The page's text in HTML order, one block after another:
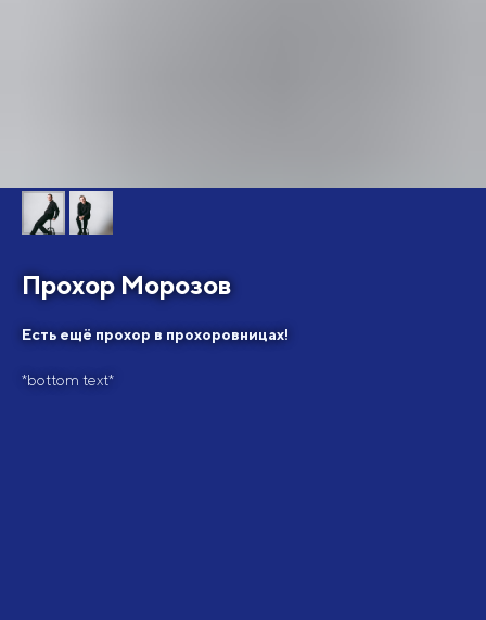
Прохор Морозов
Есть ещё прохор в прохоровницах!
*bottom text*